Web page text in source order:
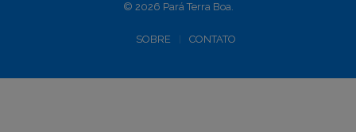
© 2026 Pará Terra Boa.
SOBRE CONTATO